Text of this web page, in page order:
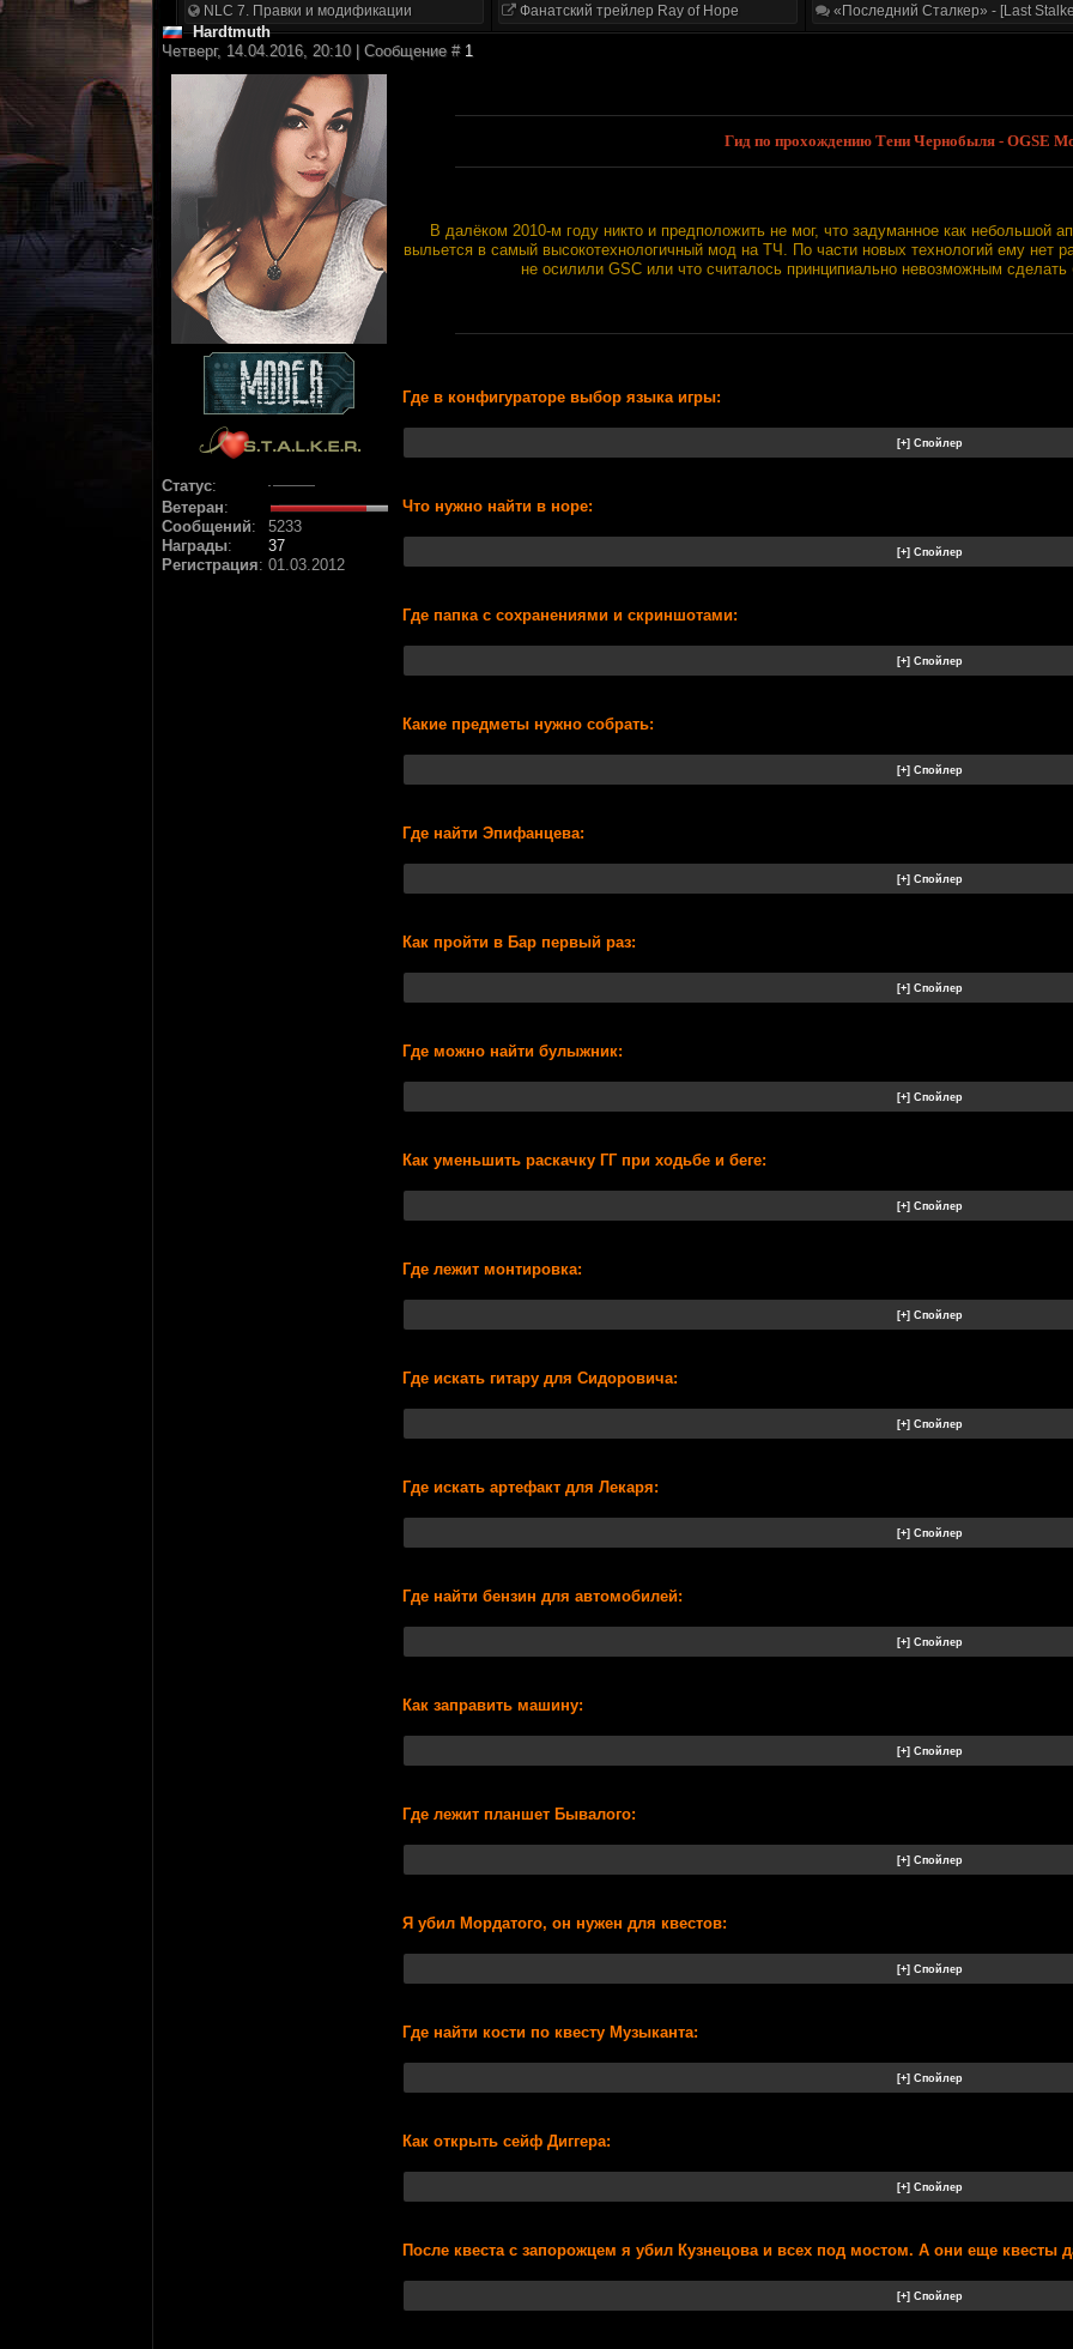
NLC 7. Правки и модификации
Фанатский трейлер Ray of Hope
«Последний Сталкер» - [Last
Hardtmuth
Четверг, 14.04.2016, 20:10 | Сообщение # 1
Статус:
Ветеран:
Сообщений:
5233
Награды:
37
Регистрация: 01.03.2012
Гид по прохождению Тени Чернобыля - OGSE
В далёком 2010-м году никто и предположить не мог, что задуманное как небольшой
выльется в самый высокотехнологичный мод на ТЧ. По части новых технологий ему нет
не осилили GSC или что считалось принципиально невозможным
Где в конфигураторе выбор языка игры:
Что нужно найти в норе:
Где папка с сохранениями и скриншотами:
Какие предметы нужно собрать:
Где найти Эпифанцева:
Как пройти в Бар первый раз:
Где можно найти булыжник:
Как уменьшить раскачку ГГ при ходьбе и беге:
Где лежит монтировка:
Где искать гитару для Сидоровича:
Где искать артефакт для Лекаря:
Где найти бензин для автомобилей:
Как заправить машину:
Где лежит планшет Бывалого:
Я убил Мордатого, он нужен для квестов:
Где найти кости по квесту Музыканта:
Как открыть сейф Диггера:
После квеста с запорожцем я убил Кузнецова и всех под мостом. А они еще квесты